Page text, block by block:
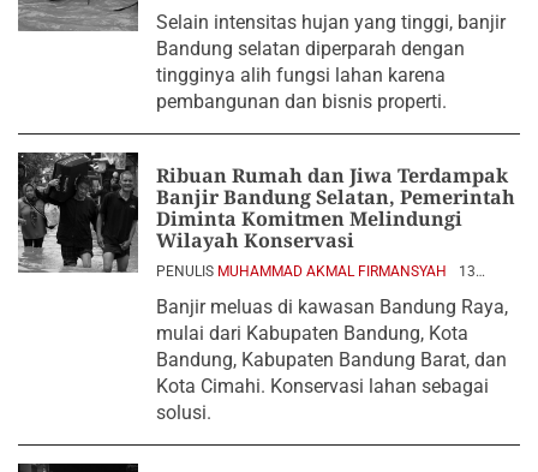
Selain intensitas hujan yang tinggi, banjir
Bandung selatan diperparah dengan
tingginya alih fungsi lahan karena
pembangunan dan bisnis properti.
Ribuan Rumah dan Jiwa Terdampak
Banjir Bandung Selatan, Pemerintah
Diminta Komitmen Melindungi
Wilayah Konservasi
PENULIS MUHAMMAD AKMAL FIRMANSYAH
13
Banjir meluas di kawasan Bandung Raya,
mulai dari Kabupaten Bandung, Kota
Bandung, Kabupaten Bandung Barat, dan
Kota Cimahi. Konservasi lahan sebagai
solusi.